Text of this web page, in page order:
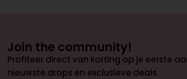
Join the community!
Profiteer direct van korting op je eerste
nieuwste drops en exclusieve deals.